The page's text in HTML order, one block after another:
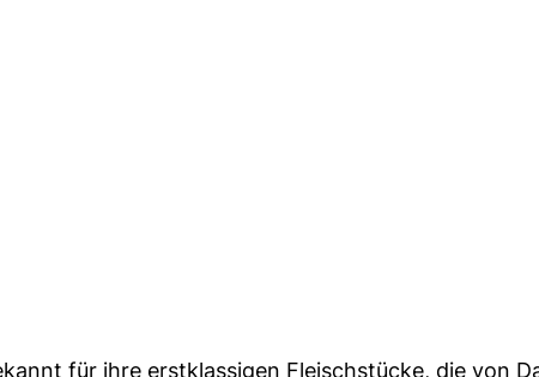
für ihre erstklassigen Fleischstücke, die von